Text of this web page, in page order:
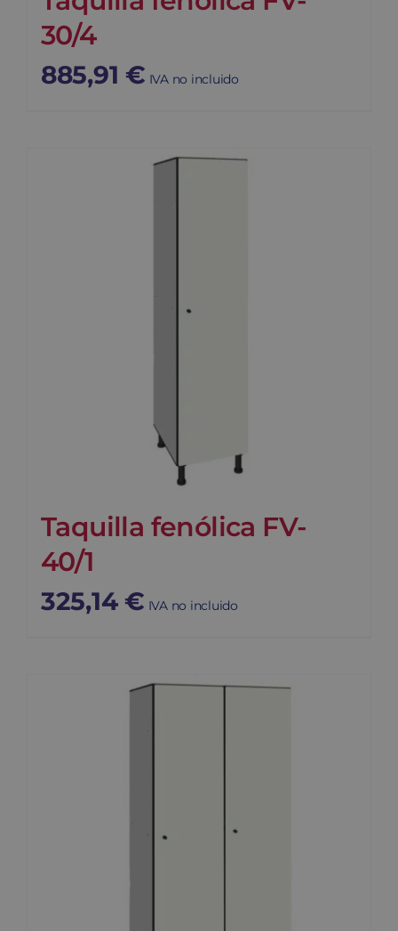
30/4
885,91 € IVA no incluido
Taquilla fenólica FV-
40/1
325,14 € IVA no incluido